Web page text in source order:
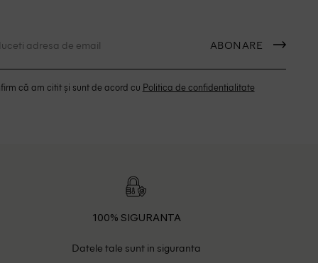
ABONARE
că am citit și sunt de acord cu Politica de confidentialitate
100% SIGURANTA
Datele tale sunt in siguranta